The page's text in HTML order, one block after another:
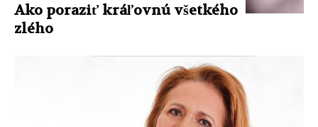
Ako poraziť kráľovnú všetkého
zlého